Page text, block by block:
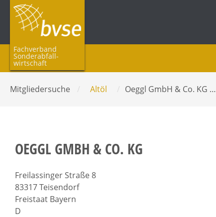
Fachverband
Sonderabfall­
wirtschaft
Mitgliedersuche / Altöl / Oeggl GmbH & Co. KG …
OEGGL GMBH & CO. KG
Freilassinger Straße 8
83317 Teisendorf
Freistaat Bayern
D